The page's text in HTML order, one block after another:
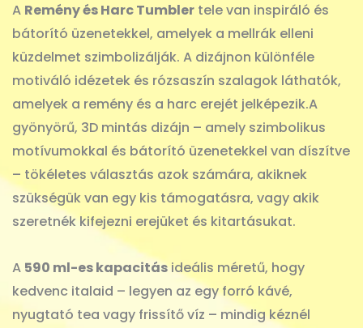
A Remény és Harc Tumbler tele van inspiráló és
bátorító üzenetekkel, amelyek a mellrák elleni
küzdelmet szimbolizálják. A dizájnon különféle
motiváló idézetek és rózsaszín szalagok láthatók,
amelyek a remény és a harc erejét jelképezik.A
gyönyörű, 3D mintás dizájn – amely szimbolikus
motívumokkal és bátorító üzenetekkel van díszítve
– tökéletes választás azok számára, akiknek
szükségük van egy kis támogatásra, vagy akik
szeretnék kifejezni erejüket és kitartásukat.
A 590 ml-es kapacitásideális méretű, hogy
kedvenc italaid – legyen az egy forró kávé,
nyugtató tea vagy frissítő víz – mindig kéznél